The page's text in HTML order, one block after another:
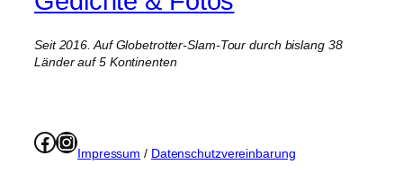
Seit 2016. Auf Globetrotter-Slam-Tour durch bislang 38
Länder auf 5 Kontinenten
Facebook
Instagram
Impressum / Datenschutzvereinbarung